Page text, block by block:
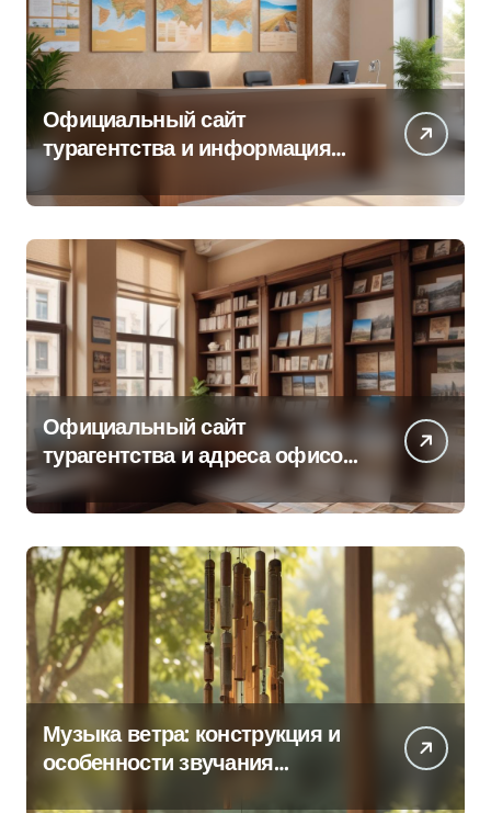
Официальный сайт
турагентства и информация
Официальный сайт
турагентства и адреса офисов
продаж по регионам
Музыка ветра: конструкция и
особенности звучания